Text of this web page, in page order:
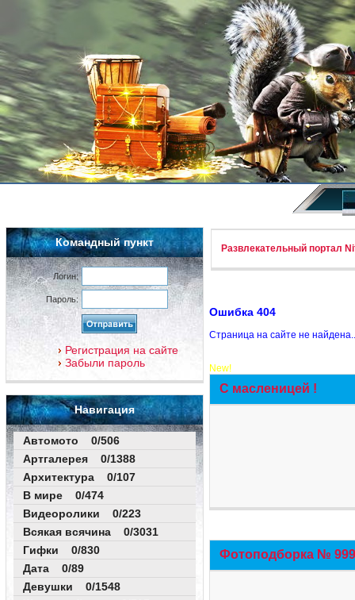
Командный пункт
Логин:
Пароль:
Регистрация на сайте
Забыли пароль
Навигация
Автомото 0/506
Артгалерея 0/1388
Архитектура 0/107
В мире 0/474
Видеоролики 0/223
Всякая всячина 0/3031
Гифки 0/830
Дата 0/89
Девушки 0/1548
Развлекательный портал
Ошибка 404
Страница на сайте не
New!
С масленицей !
Фотоподборка №